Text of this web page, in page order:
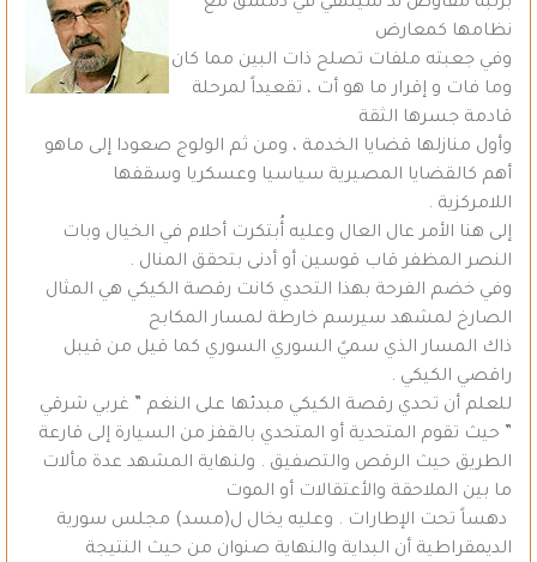
برتبة مفاوض ند سيلتقي في دمشق مع
نظامها كمعارض
وفي جعبته ملفات تصلح ذات البين مما كان
وما فات و إقرار ما هو أت ، تقعيداً لمرحلة
قادمة جسرها الثقة
وأول منازلها قضايا الخدمة ، ومن ثم الولوج صعودا إلى ماهو
أهم كالقضايا المصيرية سياسيا وعسكريا وسقفها
اللامركزية .
إلى هنا الأمر عال العال وعليه أُبتكرت أحلام في الخيال وبات
النصر المظفر قاب قوسين أو أدنى بتحقق المنال .
وفي خضم الفرحة بهذا التحدي كانت رقصة الكيكي هي المثال
الصارخ لمشهد سيرسم خارطة لمسار المكابح
ذاك المسار الذي سميً السوري السوري كما قيل من قيبل
راقصي الكيكي .
للعلم أن تحدي رقصة الكيكي مبدئها على النغم ” غربي شرقي
” حيث تقوم المتحدية أو المتحدي بالقفز من السيارة إلى قارعة
الطريق حيث الرقص والتصفيق . ولنهاية المشهد عدة مألات
ما بين الملاحقة والأعتقالات أو الموت
دهساً تحت الإطارات . وعليه يخال ل(مسد) مجلس سورية
الديمقراطية أن البداية والنهاية صنوان من حيث النتيجة